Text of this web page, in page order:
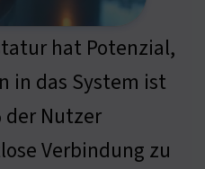
hat Potenzial,
in das System ist
Nutzer
Verbindung zu